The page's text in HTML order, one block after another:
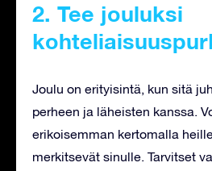
2. Tee jouluksi
Joulu on erityisintä, kun sitä
perheen ja läheisten kanssa.
erikoisemman kertomalla
merkitsevät sinulle. Tarvitset